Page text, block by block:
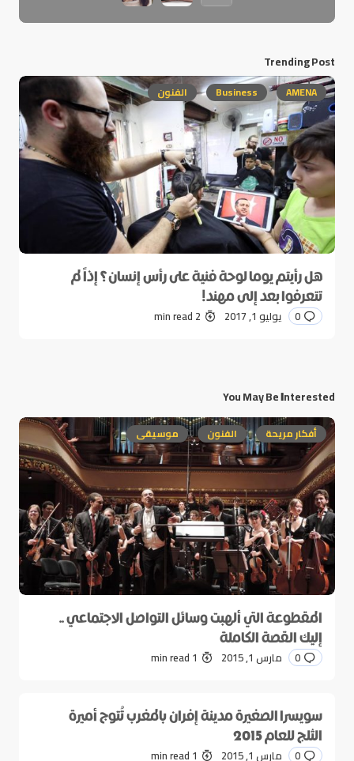
Trending Post
AMENA
Business الفنون
هل رأيتم يوما لوحة فنية على رأس إنسان؟ إذاً لم
تتعرفوا بعد إلى مهند!
0 يوليو 1, 2017 2 min read
You May Be Interested
أفكار مريحة الفنون موسيقى
المقطوعة التي ألهبت وسائل التواصل الاجتماعي ..
إليك القصة الكاملة
0 مارس 1, 2015 1 min read
سويسرا الصغيرة مدينة إفران بالمغرب تُتوج أميرة
الثلج للعام 2015
0 مارس 1, 2015 1 min read